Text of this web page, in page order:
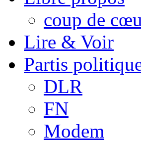
coup de
Lire & Voir
Partis
DLR
FN
Modem